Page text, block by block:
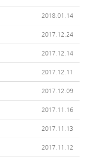
2018.01.14
2017.12.24
2017.12.14
2017.12.11
2017.12.09
2017.11.16
2017.11.13
2017.11.12